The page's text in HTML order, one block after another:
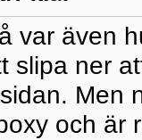
var även
slipa ner
Men
och är